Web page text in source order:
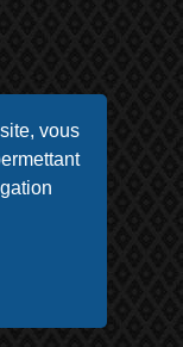
vous